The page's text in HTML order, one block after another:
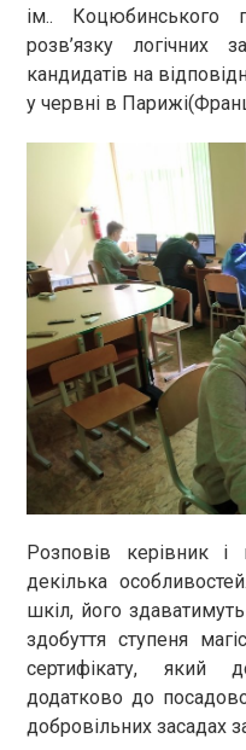
ім.. Коцюбинського
розв’язку логічних
кандидатів на
у червні в
Розповів керівник
декілька
шкіл, його
здобуття ступеня
сертифікату, який
додатково до
добровільних засадах